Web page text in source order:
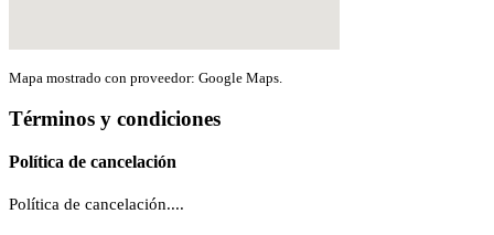
Mapa mostrado con proveedor: Google Maps.
Términos y condiciones
Política de cancelación
Política de cancelación....